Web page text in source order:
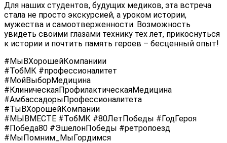
Для наших студентов, будущих медиков, эта встреча
стала не просто экскурсией, а уроком истории,
мужества и самоотверженности. Возможность
увидеть своими глазами технику тех лет, прикоснуться
к истории и почтить память героев – бесценный опыт!
#МыВХорошейКомпаниии
#ТобМК #профессионалитет
#МойВыборМедицина
#КлиническаяПрофилактическаяМедицина
#АмбассадорыПрофессионалитета
#ТыВХорошейКомпании
#МЫВМЕСТЕ #ТобМК #80ЛетПобеды #ГодГероя
#Победа80 #ЭшелонПобеды #ретропоезд
#МыПомним_МыГордимся